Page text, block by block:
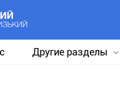
Другие разделы